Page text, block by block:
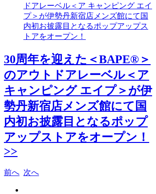
ドアレーベル＜ア キャンピング エイ
プ＞が伊勢丹新宿店メンズ館にて国
内初お披露目となるポップアップス
トアをオープン！
30周年を迎えた＜BAPE®＞
のアウトドアレーベル＜ア
キャンピング エイプ＞が伊
勢丹新宿店メンズ館にて国
内初お披露目となるポップ
アップストアをオープン！
>>
前へ 次へ